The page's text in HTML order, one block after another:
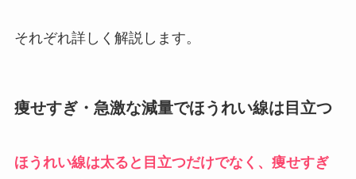
それぞれ詳しく解説します。
痩せすぎ・急激な減量でほうれい線は目立つ
ほうれい線は太ると目立つだけでなく、痩せすぎ